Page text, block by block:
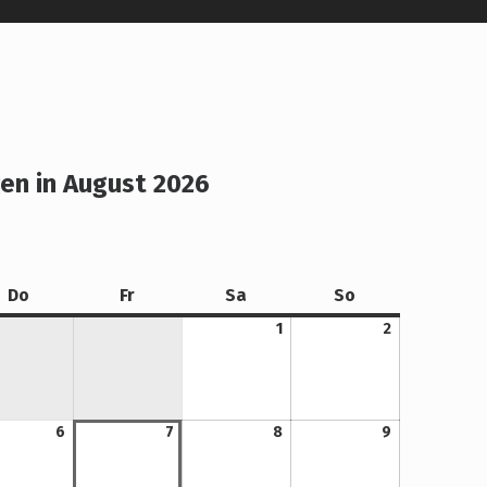
in August 2026
Do Fr Sa So
1
1. August 2026
2
2. August 2026
6
6. August 2026
7
7. August 2026
8
8. August 2026
9
9. August 2026